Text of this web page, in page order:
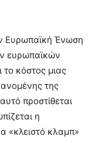
Ευρωπαϊκή Ένωση
ευρωπαϊκών
κόστος μιας
της
προστίθεται
η
«κλειστό κλαμπ»